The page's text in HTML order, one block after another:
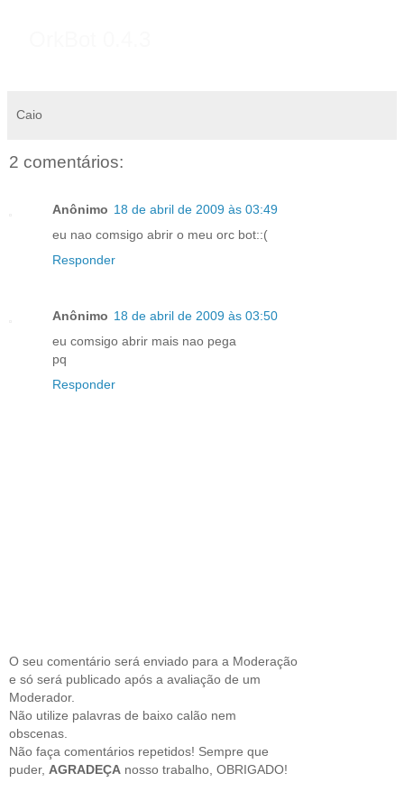
Caio
2 comentários:
Anônimo 18 de abril de 2009 às 03:49
eu nao comsigo abrir o meu orc bot::(
Responder
Anônimo 18 de abril de 2009 às 03:50
eu comsigo abrir mais nao pega
pq
Responder
O seu comentário será enviado para a Moderação
e só será publicado após a avaliação de um
Moderador.
Não utilize palavras de baixo calão nem
obscenas.
Não faça comentários repetidos! Sempre que
puder, AGRADEÇA nosso trabalho, OBRIGADO!